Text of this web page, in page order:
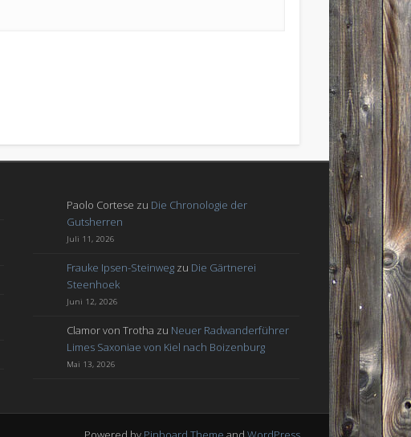
Paolo Cortese zu Die Chronologie der
Gutsherren
Juli 11, 2026
Frauke Ipsen-Steinweg zu Die Gärtnerei
Steenhoek
Juni 12, 2026
Clamor von Trotha zu Neuer Radwanderführer
Limes Saxoniae von Kiel nach Boizenburg
Mai 13, 2026